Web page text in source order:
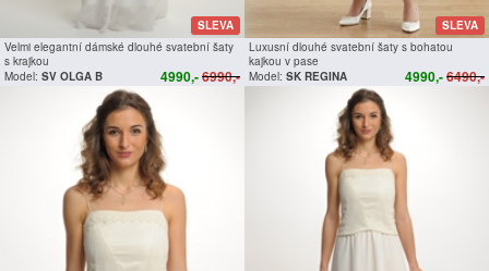
SLEVA
Velmi elegantní dámské dlouhé svatební šaty
s krajkou
Model: SV OLGA B 4990,-6990,-
SLEVA
Luxusní dlouhé svatební šaty s bohatou
kajkou v pase
Model: SK REGINA 4990,-6490,-